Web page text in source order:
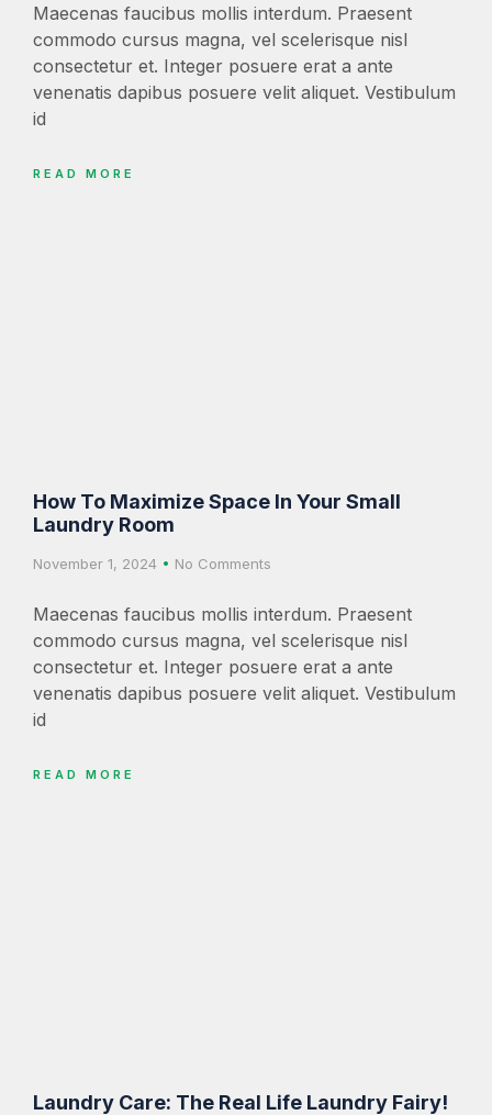
Maecenas faucibus mollis interdum. Praesent
commodo cursus magna, vel scelerisque nisl
consectetur et. Integer posuere erat a ante
venenatis dapibus posuere velit aliquet. Vestibulum
id
READ MORE
How To Maximize Space In Your Small
Laundry Room
November 1, 2024 No Comments
Maecenas faucibus mollis interdum. Praesent
commodo cursus magna, vel scelerisque nisl
consectetur et. Integer posuere erat a ante
venenatis dapibus posuere velit aliquet. Vestibulum
id
READ MORE
Laundry Care: The Real Life Laundry Fairy!